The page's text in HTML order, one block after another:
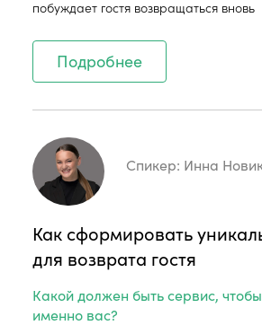
побуждает гостя возвращаться вновь
Подробнее
Спикер: Инна
Как сформировать
для возврата гостя
Какой должен быть сервис,
именно вас?